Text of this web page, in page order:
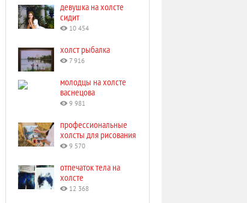
девушка на холсте
сидит
10 454
холст рыбалка
7 916
молодцы на холсте
васнецова
9 981
профессиональные
холсты для рисования
9 570
отпечаток тела на
холсте
12 368